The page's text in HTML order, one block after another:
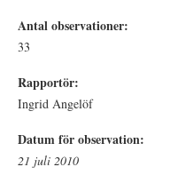
Antal observationer:
33
Rapportör:
Ingrid Angelöf
Datum för observation:
21 juli 2010